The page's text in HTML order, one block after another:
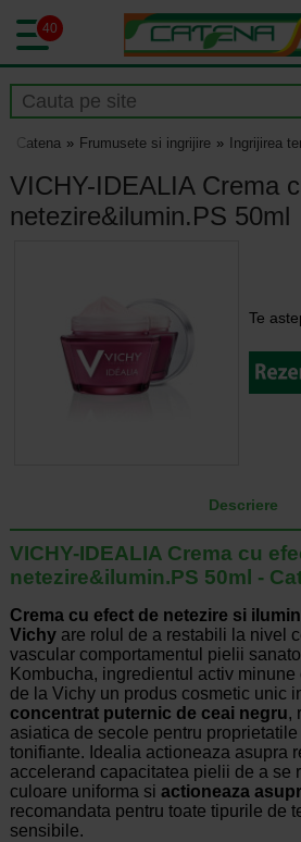
40
Catena Frumusete si ingrijire Ingrijirea
VICHY-IDEALIA Crema
netezire&ilumin.PS 50ml
Te
Descriere
VICHY-IDEALIA Crema cu
netezire&ilumin.PS 50ml -
Crema cu efect de netezire si
Vichyare rolul de a restabili la nivel
vascular comportamentul pielii
Kombucha, ingredientul activ
de la Vichy un produs cosmetic unic
concentrat puternic de ceai negru,
asiatica de secole pentru
tonifiante. Idealia actioneaza asupra
accelerand capacitatea pielii de a se
culoare uniforma si actioneaza
recomandata pentru toate tipurile de
sensibile.